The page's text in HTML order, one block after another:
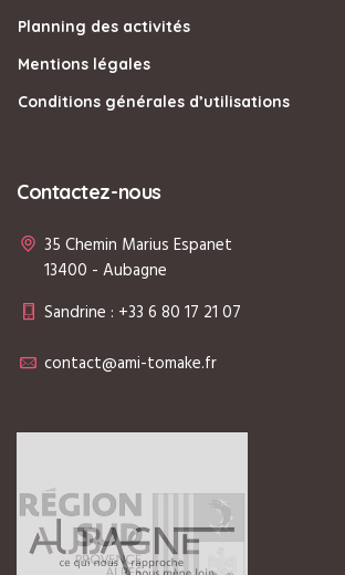
Planning des activités
Mentions légales
Conditions générales d’utilisations
Contactez-nous
35 Chemin Marius Espanet
13400 - Aubagne
Sandrine : +33 6 80 17 21 07
contact@ami-tomake.fr